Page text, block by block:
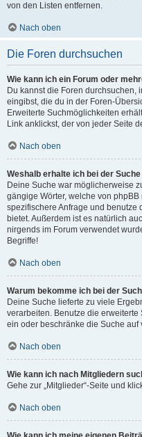
von den Listen entfernen.
Nach oben
Die Foren durchsuchen
Wie kann ich ein Forum oder
Du kannst die Foren
eingibst, die du in der Foren-
Erweiterte Suchmöglichkeiten
Link anklickst, der von jeder Seite
Nach oben
Weshalb erhalte ich bei der
Deine Suche war möglicherweise
gängige Wörter, welche von
spezifischere Anfrage und benutze
bietet. Außerdem ist es natürlich
nirgends im Forum verwendet
Begriffe!
Nach oben
Warum bekomme ich bei der
Deine Suche lieferte zu viele
verarbeiten. Benutze die
ein oder beschränke die Suche
Nach oben
Wie kann ich nach Mitgliedern
Gehe zur „Mitglieder“-Seite und
Nach oben